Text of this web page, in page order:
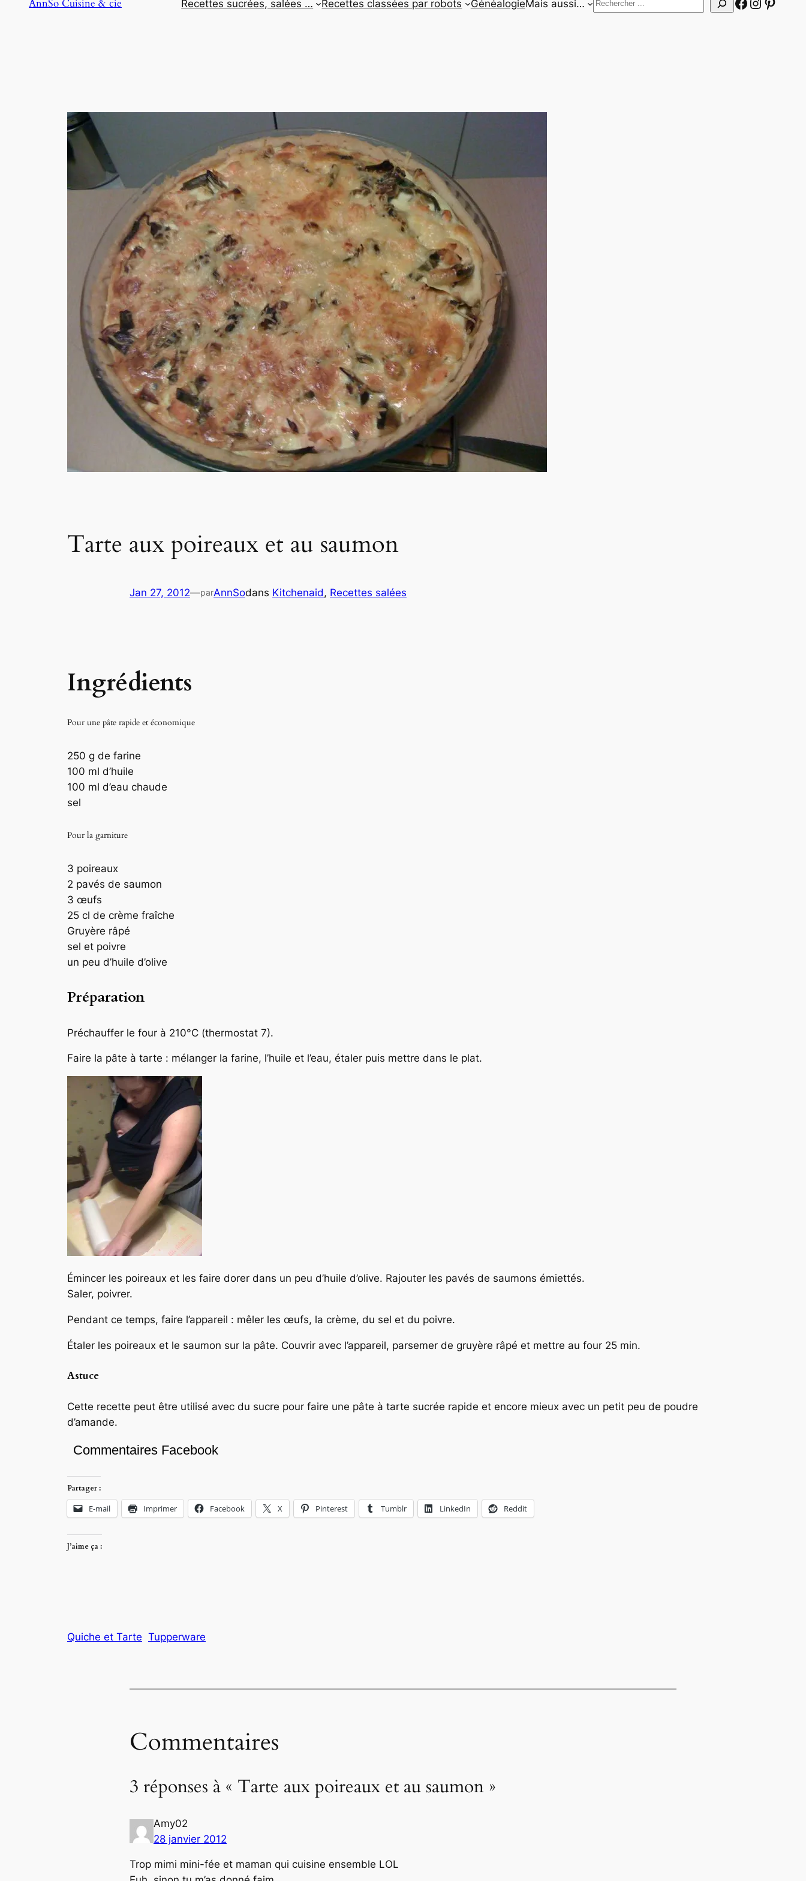
AnnSo Cuisine & cie Recettes sucrées, salées … Recettes classées par robots GénéalogieMais aussi…
Tarte aux poireaux et au saumon
Jan 27, 2012—parAnnSodans Kitchenaid, Recettes salées
Ingrédients
Pour une pâte rapide et économique
250 g de farine
100 ml d’huile
100 ml d’eau chaude
sel
Pour la garniture
3 poireaux
2 pavés de saumon
3 œufs
25 cl de crème fraîche
Gruyère râpé
sel et poivre
un peu d’huile d’olive
Préparation
Préchauffer le four à 210°C (thermostat 7).
Faire la pâte à tarte : mélanger la farine, l’huile et l’eau, étaler puis mettre dans le plat.
Émincer les poireaux et les faire dorer dans un peu d’huile d’olive. Rajouter les pavés de saumons émiettés.
Saler, poivrer.
Pendant ce temps, faire l’appareil : mêler les œufs, la crème, du sel et du poivre.
Étaler les poireaux et le saumon sur la pâte. Couvrir avec l’appareil, parsemer de gruyère râpé et mettre au four 25 min.
Astuce
Cette recette peut être utilisé avec du sucre pour faire une pâte à tarte sucrée rapide et encore mieux avec un petit peu de poudre
d’amande.
Commentaires Facebook
Partager :
E-mail Imprimer Facebook X Pinterest Tumblr LinkedIn Reddit
J’aime ça :
Quiche et Tarte Tupperware
Commentaires
3 réponses à « Tarte aux poireaux et au saumon »
Amy02
28 janvier 2012
Trop mimi mini-fée et maman qui cuisine ensemble LOL